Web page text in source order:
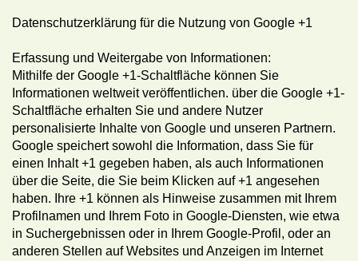
Datenschutzerklärung für die Nutzung von Google +1
Erfassung und Weitergabe von Informationen:
Mithilfe der Google +1-Schaltfläche können Sie
Informationen weltweit veröffentlichen. über die Google +1-
Schaltfläche erhalten Sie und andere Nutzer
personalisierte Inhalte von Google und unseren Partnern.
Google speichert sowohl die Information, dass Sie für
einen Inhalt +1 gegeben haben, als auch Informationen
über die Seite, die Sie beim Klicken auf +1 angesehen
haben. Ihre +1 können als Hinweise zusammen mit Ihrem
Profilnamen und Ihrem Foto in Google-Diensten, wie etwa
in Suchergebnissen oder in Ihrem Google-Profil, oder an
anderen Stellen auf Websites und Anzeigen im Internet